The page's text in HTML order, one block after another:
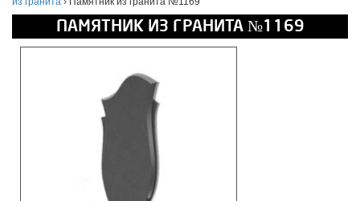
ПАМЯТНИК ИЗ ГРАНИТА №1169